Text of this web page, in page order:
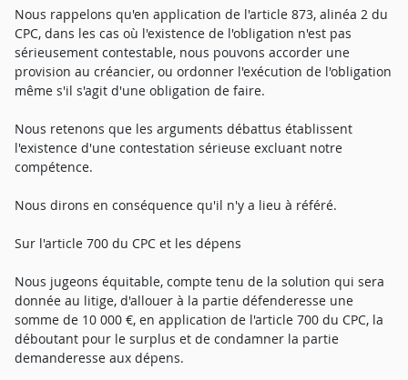
Nous rappelons qu'en application de l'article 873, alinéa 2 du
CPC, dans les cas où l'existence de l'obligation n'est pas
sérieusement contestable, nous pouvons accorder une
provision au créancier, ou ordonner l'exécution de l'obligation
même s'il s'agit d'une obligation de faire.
Nous retenons que les arguments débattus établissent
l'existence d'une contestation sérieuse excluant notre
compétence.
Nous dirons en conséquence qu'il n'y a lieu à référé.
Sur l'article 700 du CPC et les dépens
Nous jugeons équitable, compte tenu de la solution qui sera
donnée au litige, d'allouer à la partie défenderesse une
somme de 10 000 €, en application de l'article 700 du CPC, la
déboutant pour le surplus et de condamner la partie
demanderesse aux dépens.